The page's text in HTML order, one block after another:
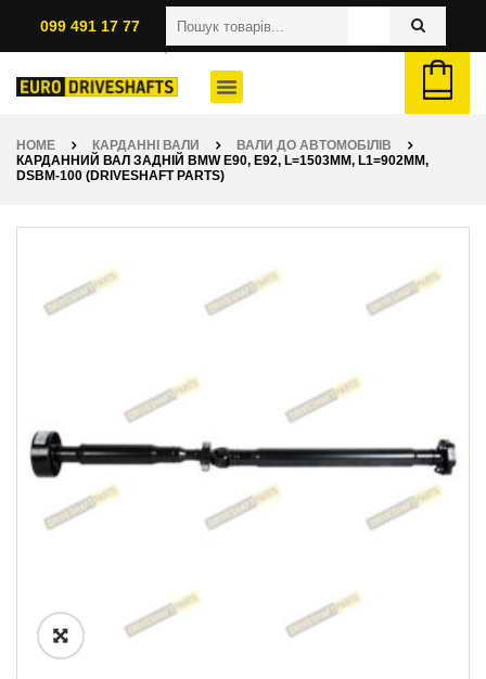
099 491 17 77
HOME КАРДАННІ ВАЛИ
ВАЛИ ДО АВТОМОБІЛІВ
КАРДАННИЙ ВАЛ ЗАДНІЙ BMW E90, E92, L=1503ММ, L1=902ММ,
DSBM-100 (DRIVESHAFT PARTS)